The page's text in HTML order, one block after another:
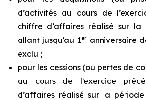
d’activités au cours de
chiffre d’affaires réalisé sur la
allant jusqu’au 1eranniversaire
exclu ;
pour les cessions (ou pertes de
au cours de l’exercice
d’affaires réalisé sur la